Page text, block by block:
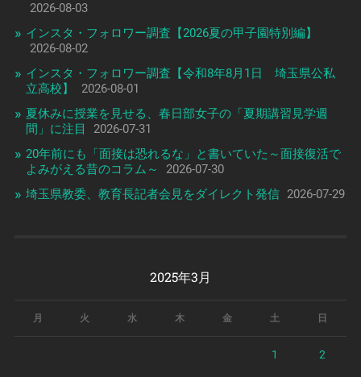
2026-08-03
インスタ・フォロワー調査【2026夏の甲子園特別編】
2026-08-02
インスタ・フォロワー調査【令和8年8月1日 埼玉県公私
立高校】
2026-08-01
夏休みに授業を見せる、春日部女子の「夏期講習見学週
間」に注目
2026-07-31
20年前にも「面接は恐れるな」と書いていた～面接復活で
よみがえる昔のコラム～
2026-07-30
埼玉県教委、教育長記者会見をダイレクト発信 2026-07-29
2025年3月
月 火 水 木 金 土 日
1 2